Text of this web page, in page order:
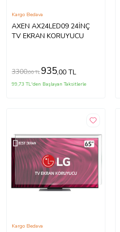
AXEN AX24LED09 24İNÇ
TV EKRAN KORUYUCU
Kargo Bedava
3300,00 TL 935,00 TL
99,73 TL'den Başlayan Taksitlerle
Kargo Bedava